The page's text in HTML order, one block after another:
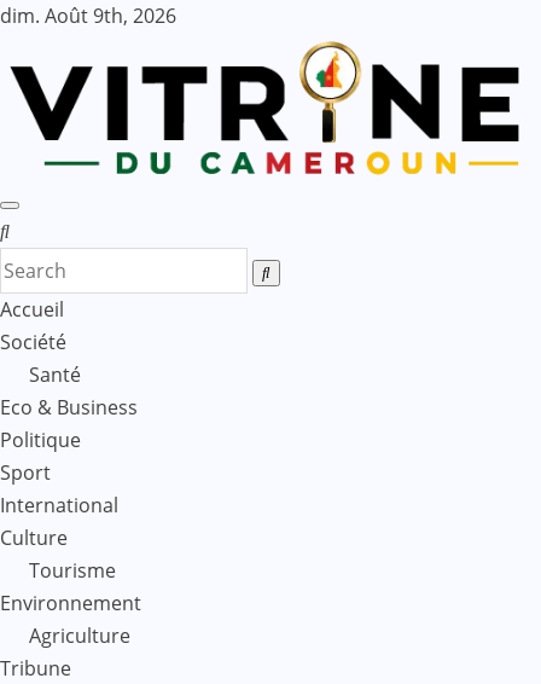
Skip
content
dim. Août 9th, 2026
Accueil
Société
Santé
Eco & Business
Politique
Sport
International
Culture
Tourisme
Environnement
Agriculture
Tribune